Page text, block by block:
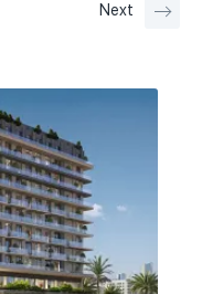
Next